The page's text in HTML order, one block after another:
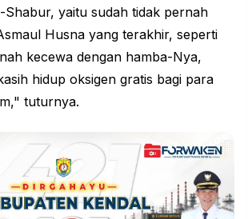
yaitu sudah tidak pernah
Husna yang terakhir, seperti
kecewa dengan hamba-Nya,
hidup oksigen gratis bagi para
tuturnya.